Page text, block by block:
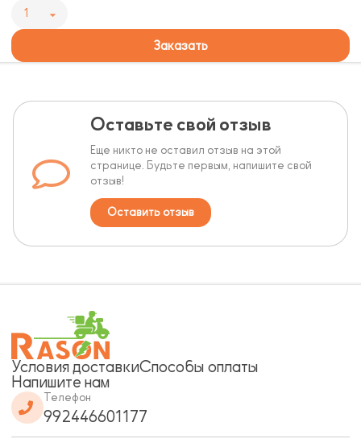
1
Заказать
Оставьте свой отзыв
Еще никто не оставил отзыв на этой
странице. Будьте первым, напишите свой
отзыв!
Оставить отзыв
Условия доставкиСпособы оплаты
Напишите нам
Телефон
992446601177